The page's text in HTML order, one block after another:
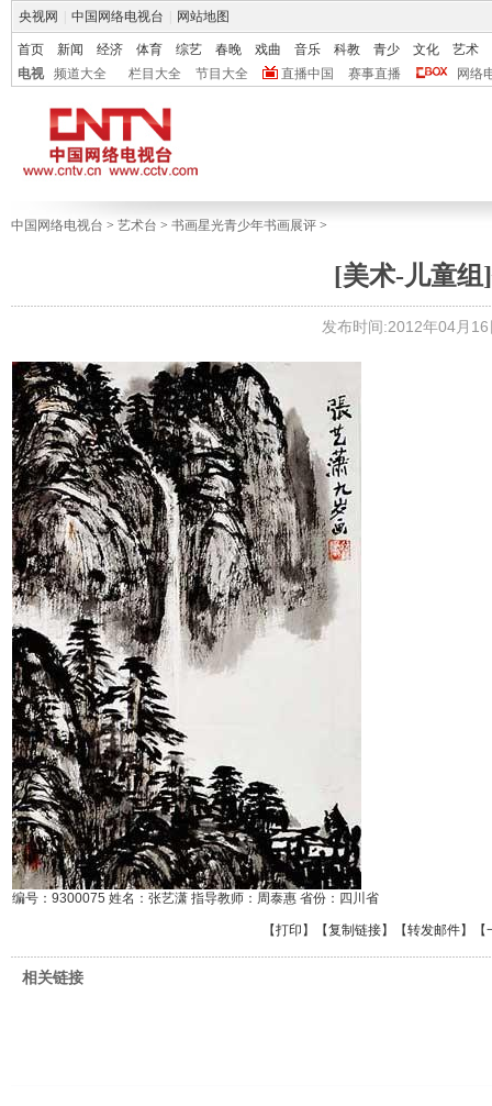
央视网 中国网络电视台 网站地图
首页 新闻 经济 体育 综艺 春晚 戏曲 音乐 科教 青少 文化
艺术
电视
频道大全 栏目大全 节目大全 直播中国 赛事直播 网络
中国网络电视台 > 艺术台 > 书画星光青少年书画展评 >
[美术-儿童组
发布时间:2012年04月
编号：9300075 姓名：张艺潇 指导教师：周泰惠 省份：四川省
【打印 】【复制链接】【转发邮件】
相关链接